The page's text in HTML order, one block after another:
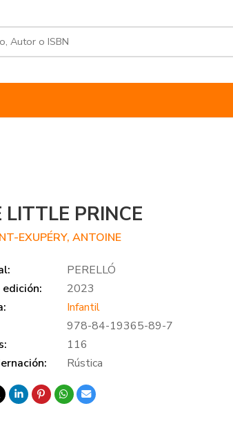
LITTLE PRINCE
EXUPÉRY, ANTOINE
PERELLÓ
2023
Infantil
978-84-19365-89-7
116
Rústica